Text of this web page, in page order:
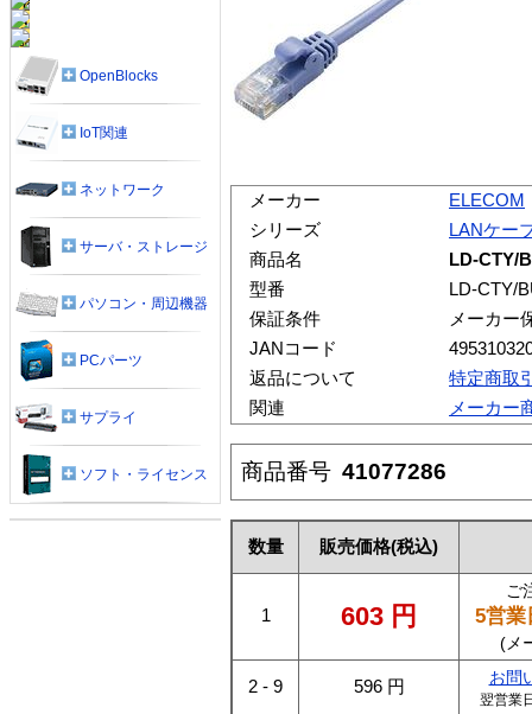
メーカー
ELECOM
シリーズ
LANケー
商品名
LD-CTY/
型番
LD-CTY/
保証条件
メーカー
JANコード
返品について
特定商取
関連
メーカー
商品番号 41077286
数量 販売価格(税込)
1 603 円
ご
5営業
(メ
2 - 9 596 円 お問
翌営業
OpenBlocks
IoT関連
ネットワーク
サーバ・ストレージ
パソコン・周辺機器
PCパーツ
サプライ
ソフト・ライセンス